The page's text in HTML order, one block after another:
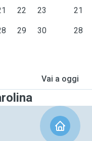
22 23
29 30
21
28
Vai a oggi